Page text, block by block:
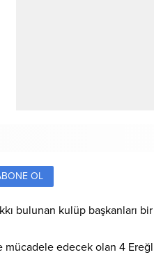
OL
bulunan kulüp başkanları
edecek olan 4